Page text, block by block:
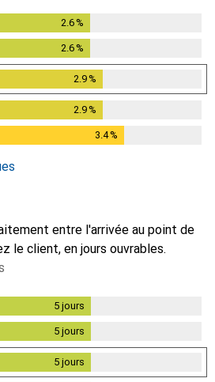
2.6 %
2.6 %
2.9%
2.9%
3.4%
entre l'arrivée au point de
le client, en jours ouvrables.
5 jours
5 jours
5 jours